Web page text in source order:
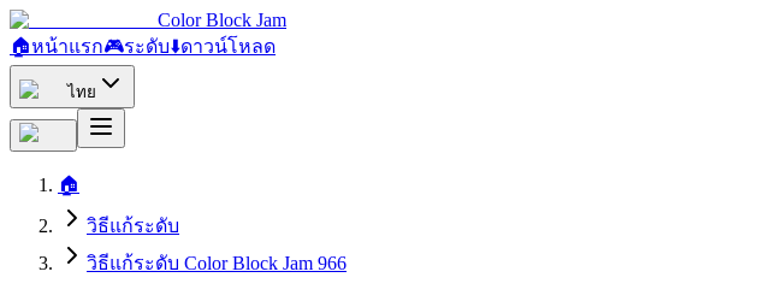
Color Block Jam
🏠หน้าแรก🎮ระดับ⬇️ดาวน์โหลด
ไทย
🏠
วิธีแก้ระดับ
วิธีแก้ระดับ Color Block Jam 966